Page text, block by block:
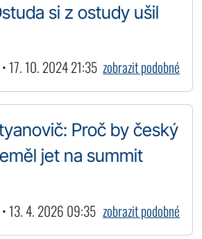
si z ostudy ušil
17. 10. 2024 21:35 zobrazit podobné
Proč by český
jet na summit
13. 4. 2026 09:35 zobrazit podobné